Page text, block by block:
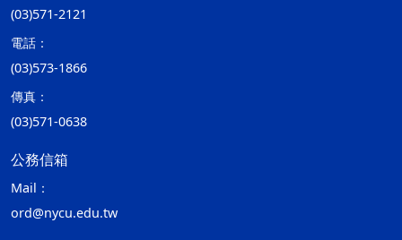
(03)571-2121
電話：
(03)573-1866
傳真：
(03)571-0638
公務信箱
Mail：
ord@nycu.edu.tw